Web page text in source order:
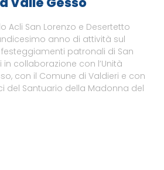
Acli San Lorenzo e Desertetto
anno di attività sul
patronali di San
in collaborazione con l’Unità
con il Comune di Valdieri e con
del Santuario della Madonna del